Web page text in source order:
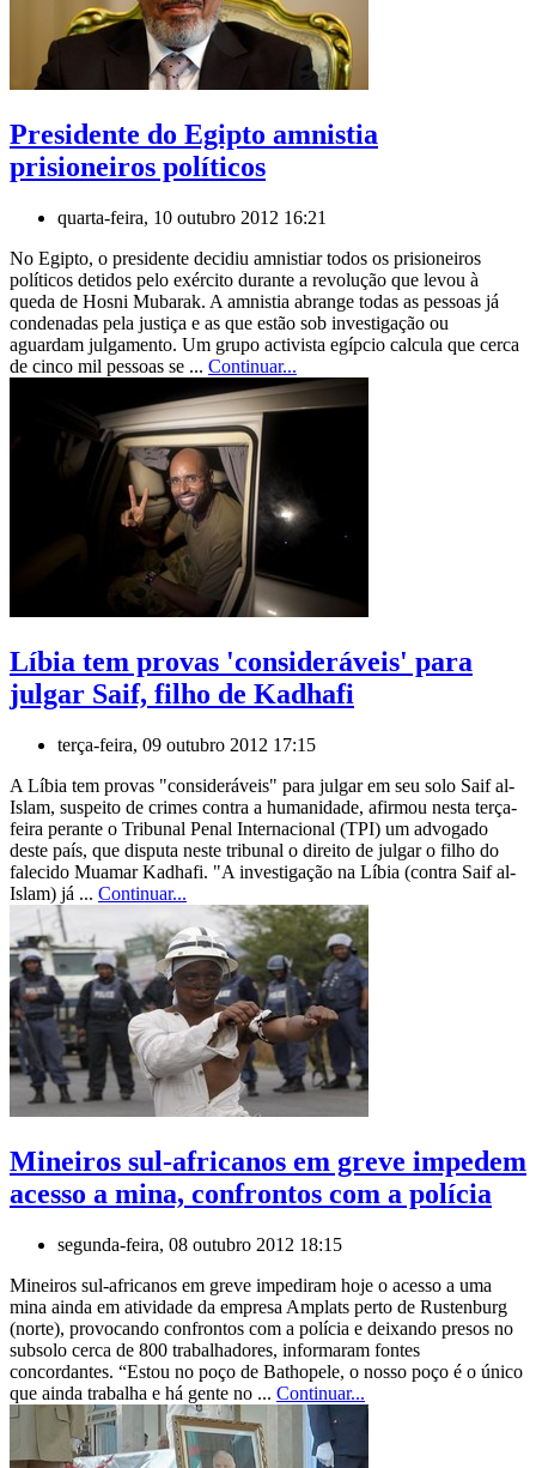
Presidente do Egipto amnistia
prisioneiros políticos
quarta-feira, 10 outubro 2012 16:21
No Egipto, o presidente decidiu amnistiar todos os prisioneiros
políticos detidos pelo exército durante a revolução que levou à
queda de Hosni Mubarak. A amnistia abrange todas as pessoas já
condenadas pela justiça e as que estão sob investigação ou
aguardam julgamento. Um grupo activista egípcio calcula que cerca
de cinco mil pessoas se ... Continuar...
Líbia tem provas 'consideráveis' para
julgar Saif, filho de Kadhafi
terça-feira, 09 outubro 2012 17:15
A Líbia tem provas "consideráveis" para julgar em seu solo Saif al-
Islam, suspeito de crimes contra a humanidade, afirmou nesta terça-
feira perante o Tribunal Penal Internacional (TPI) um advogado
deste país, que disputa neste tribunal o direito de julgar o filho do
falecido Muamar Kadhafi. "A investigação na Líbia (contra Saif al-
Islam) já ... Continuar...
Mineiros sul-africanos em greve impedem
acesso a mina, confrontos com a polícia
segunda-feira, 08 outubro 2012 18:15
Mineiros sul-africanos em greve impediram hoje o acesso a uma
mina ainda em atividade da empresa Amplats perto de Rustenburg
(norte), provocando confrontos com a polícia e deixando presos no
subsolo cerca de 800 trabalhadores, informaram fontes
concordantes. “Estou no poço de Bathopele, o nosso poço é o único
que ainda trabalha e há gente no ... Continuar...